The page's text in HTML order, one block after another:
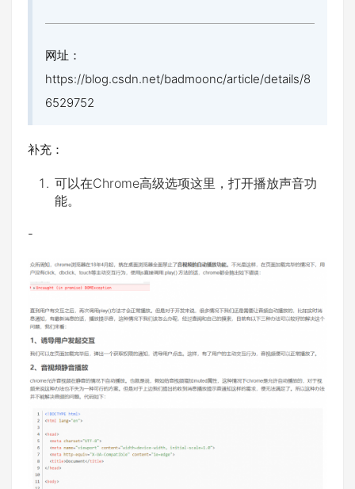
网址：
https://blog.csdn.net/badmoonc/article/details/8
6529752
补充：
可以在Chrome高级选项这里，打开播放声音功
能。
-